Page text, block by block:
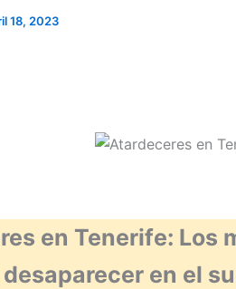
18, 2023
en Tenerife: Los
en el